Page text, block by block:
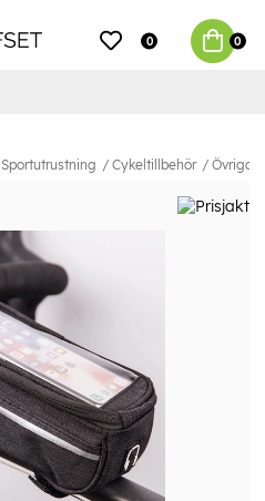
0 0
Sportutrustning Cykeltillbehör Övriga